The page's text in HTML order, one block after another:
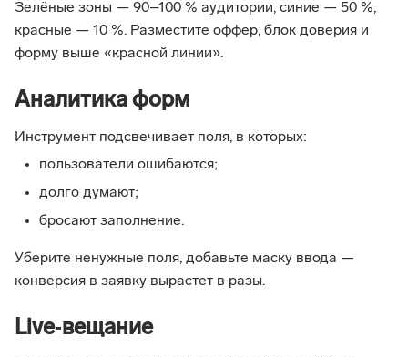
Зелёные зоны — 90–100 % аудитории, синие — 50 %,
красные — 10 %. Разместите оффер, блок доверия и
форму выше «красной линии».
Аналитика форм
Инструмент подсвечивает поля, в которых:
пользователи ошибаются;
долго думают;
бросают заполнение.
Уберите ненужные поля, добавьте маску ввода —
конверсия в заявку вырастет в разы.
Live‑вещание